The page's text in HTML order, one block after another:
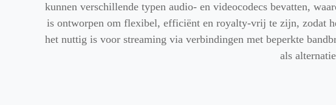
kunnen verschillende typen audio- en videocodecs bevatten,
is ontworpen om flexibel, efficiënt en royalty-vrij te zijn, zodat
het nuttig is voor streaming via verbindingen met beperkte
als